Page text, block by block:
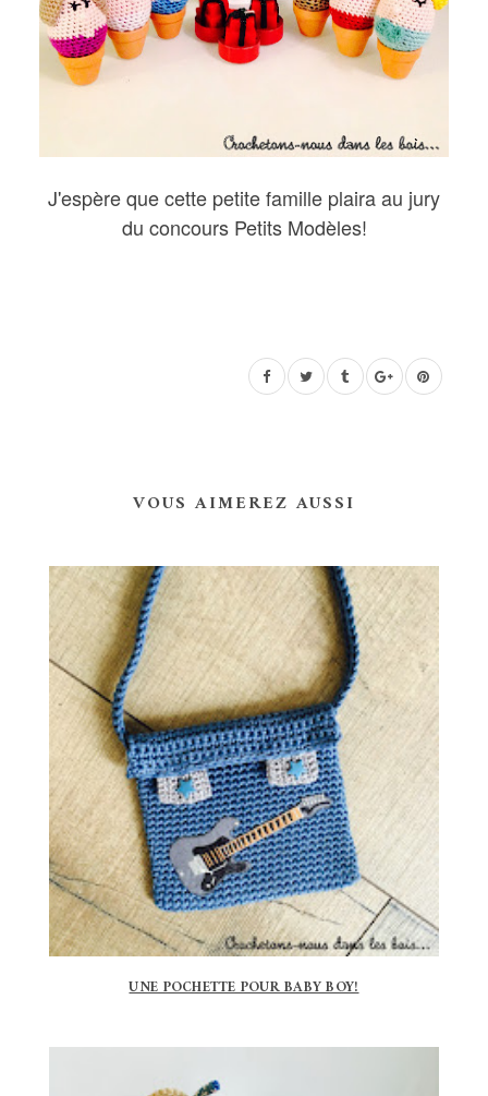
J'espère que cette petite famille plaira au jury
du concours Petits Modèles!
VOUS AIMEREZ AUSSI
UNE POCHETTE POUR BABY BOY!